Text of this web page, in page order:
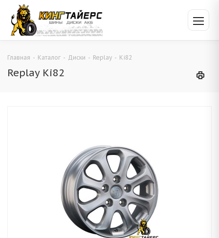
Главная - Каталог - Диски - Replay - Ki82
Replay Ki82